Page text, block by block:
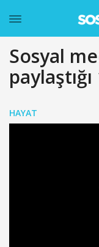
Sosyal
HAYAT